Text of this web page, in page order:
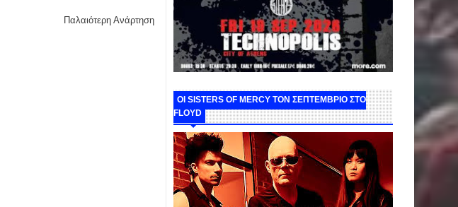
Παλαιότερη Ανάρτηση
ΟΙ SISTERS OF MERCY ΤΟΝ ΣΕΠΤΕΜΒΡΙΟ ΣΤΟ
FLOYD